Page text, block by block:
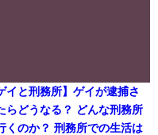
イと刑務所】ゲイが逮捕さ
らどうなる？ どんな刑務所
くのか？ 刑務所での生活は